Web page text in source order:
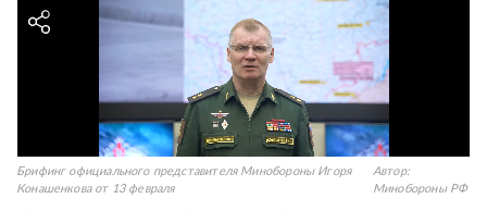
Брифинг официального представителя Минобороны Игоря
Конашенкова от 13 февраля
Автор:
Минобороны РФ